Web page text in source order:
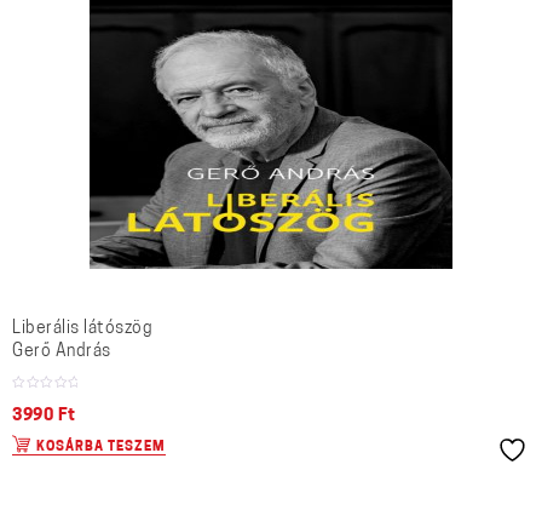
Liberális látószög
Gerő András
3990 Ft
KOSÁRBA TESZEM